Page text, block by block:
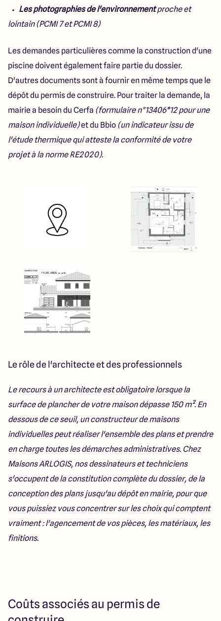
Les photographies de l'environnementproche et
lointain (PCMI 7 et PCMI 8)
Les demandes particulières comme la construction d'une
piscine doivent également faire partie du dossier.
D'autres documents sont à fournir en même temps que le
dépôt du permis de construire. Pour traiter la demande, la
mairie a besoin du Cerfa (formulaire n°13406*12 pour une
maison individuelle)et du Bbio (un indicateur issu de
l'étude thermique qui atteste la conformité de votre
projet à la norme RE2020).
Le rôle de l'architecte et des professionnels
Le recours à un architecte est obligatoire lorsque la
surface de plancher de votre maison dépasse 150 m². En
dessous de ce seuil, un constructeur de maisons
individuelles peut réaliser l'ensemble des plans et prendre
en charge toutes les démarches administratives. Chez
Maisons ARLOGIS, nos dessinateurs et techniciens
s'occupent de la constitution complète du dossier, de la
conception des plans jusqu'au dépôt en mairie, pour que
vous puissiez vous concentrer sur les choix qui comptent
vraiment : l'agencement de vos pièces, les matériaux, les
finitions.
Coûts associés au permis de